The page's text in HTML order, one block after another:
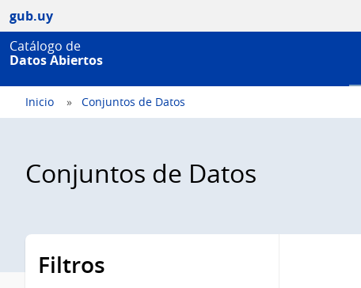
gub.uy
Catálogo de
Datos Abiertos
Inicio Conjuntos de Datos
Conjuntos de Datos
Filtros